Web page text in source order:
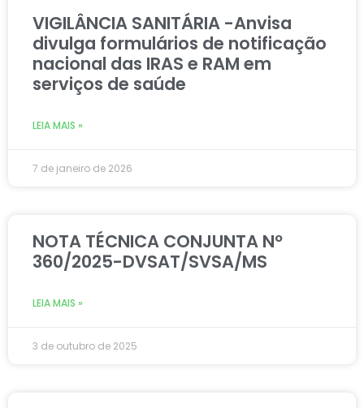
VIGILÂNCIA SANITÁRIA -Anvisa
divulga formulários de notificação
nacional das IRAS e RAM em
serviços de saúde
LEIA MAIS »
7 de janeiro de 2026
NOTA TÉCNICA CONJUNTA Nº
360/2025-DVSAT/SVSA/MS
LEIA MAIS »
3 de outubro de 2025